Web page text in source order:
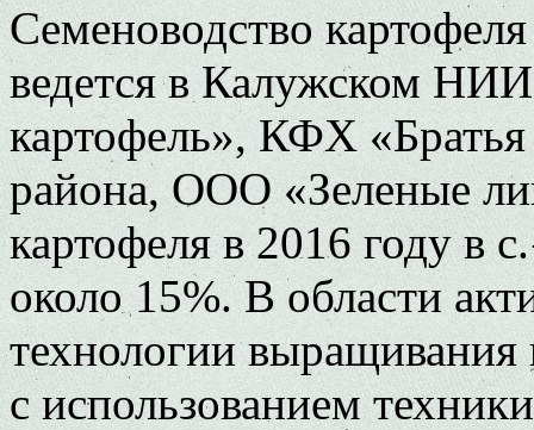
Семеноводство
ведется в Калужском
картофель», КФХ
района, ООО «Зеленые
картофеля в 2016 году в
около 15%. В области
технологии выращивания
с использованием